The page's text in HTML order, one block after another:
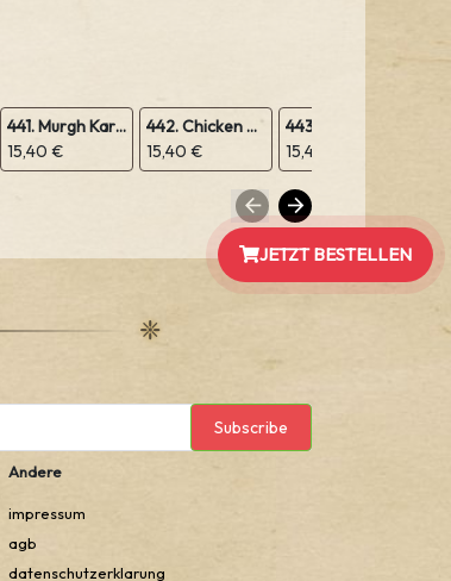
441. Murgh Karahi
15,40 €
442. Chicken Vindaloo (scharf)
15,40 €
15,40 €
Subscribe
Andere
impressum
agb
datenschutzerklarung
JETZT BESTELLEN